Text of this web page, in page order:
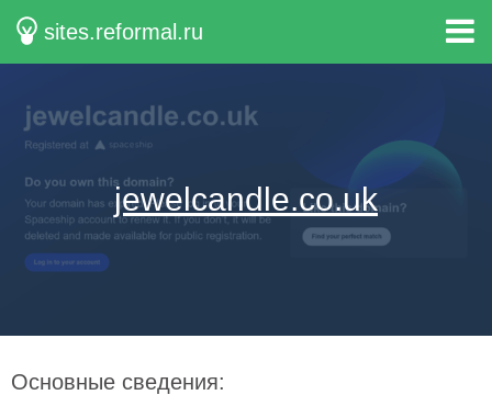
sites.reformal.ru
jewelcandle.co.uk
Основные сведения: